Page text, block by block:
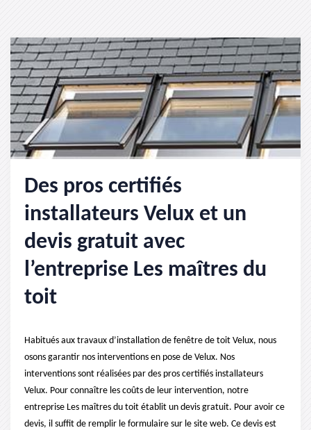
Des pros certifiés
installateurs Velux et un
devis gratuit avec
l’entreprise Les maîtres du
toit
Habitués aux travaux d’installation de fenêtre de toit Velux, nous
osons garantir nos interventions en pose de Velux. Nos
interventions sont réalisées par des pros certifiés installateurs
Velux. Pour connaître les coûts de leur intervention, notre
entreprise Les maîtres du toit établit un devis gratuit. Pour avoir ce
devis, il suffit de remplir le formulaire sur le site web. Ce devis est